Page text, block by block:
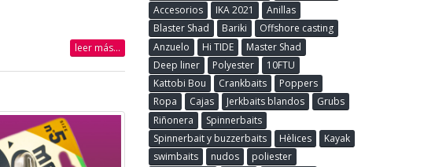
leer más...
Accesorios
IKA 2021
Anillas
Blaster Shad
Bariki
Offshore casting
Anzuelo
Hi TIDE
Master Shad
Deep liner
Polyester
10FTU
Kattobi Bou
Crankbaits
Poppers
Ropa
Cajas Jerkbaits blandos
Grubs
Riñonera
Spinnerbaits
Spinnerbait y buzzerbaits
Hèlices
Kayak
swimbaits
nudos
poliester